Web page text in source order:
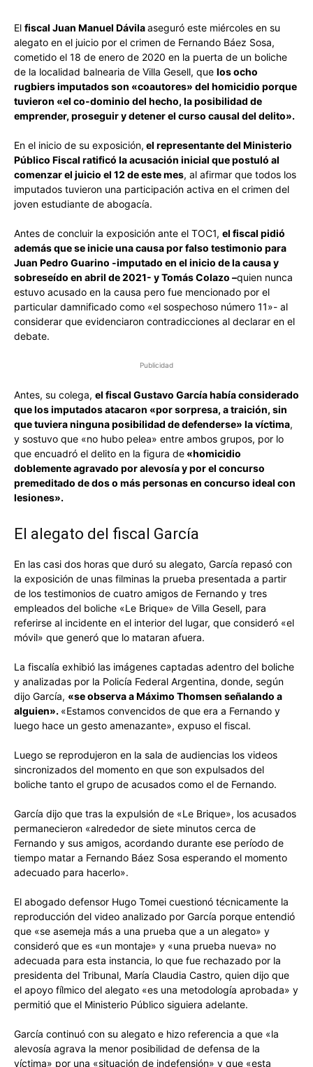
El fiscal Juan Manuel Dávilaaseguró este miércoles en su
alegato en el juicio por el crimen de Fernando Báez Sosa,
cometido el 18 de enero de 2020 en la puerta de un boliche
de la localidad balnearia de Villa Gesell, que los ocho
rugbiers imputados son «coautores» del homicidio porque
tuvieron «el co-dominio del hecho, la posibilidad de
emprender, proseguir y detener el curso causal del delito».
En el inicio de su exposición, el representante del Ministerio
Público Fiscal ratificó la acusación inicial que postuló al
comenzar el juicio el 12 de este mes, al afirmar que todos los
imputados tuvieron una participación activa en el crimen del
joven estudiante de abogacía.
Antes de concluir la exposición ante el TOC1, el fiscal pidió
además que se inicie una causa por falso testimonio para
Juan Pedro Guarino -imputado en el inicio de la causa y
sobreseído en abril de 2021- y Tomás Colazo –quien nunca
estuvo acusado en la causa pero fue mencionado por el
particular damnificado como «el sospechoso número 11»- al
considerar que evidenciaron contradicciones al declarar en el
debate.
Publicidad
Antes, su colega, el fiscal Gustavo García había considerado
que los imputados atacaron «por sorpresa, a traición, sin
que tuviera ninguna posibilidad de defenderse» la víctima,
y sostuvo que «no hubo pelea» entre ambos grupos, por lo
que encuadró el delito en la figura de «homicidio
doblemente agravado por alevosía y por el concurso
premeditado de dos o más personas en concurso ideal con
lesiones».
El alegato del fiscal García
En las casi dos horas que duró su alegato, García repasó con
la exposición de unas filminas la prueba presentada a partir
de los testimonios de cuatro amigos de Fernando y tres
empleados del boliche «Le Brique» de Villa Gesell, para
referirse al incidente en el interior del lugar, que consideró «el
móvil» que generó que lo mataran afuera.
La fiscalía exhibió las imágenes captadas adentro del boliche
y analizadas por la Policía Federal Argentina, donde, según
dijo García, «se observa a Máximo Thomsen señalando a
alguien». «Estamos convencidos de que era a Fernando y
luego hace un gesto amenazante», expuso el fiscal.
Luego se reprodujeron en la sala de audiencias los videos
sincronizados del momento en que son expulsados del
boliche tanto el grupo de acusados como el de Fernando.
García dijo que tras la expulsión de «Le Brique», los acusados
permanecieron «alrededor de siete minutos cerca de
Fernando y sus amigos, acordando durante ese período de
tiempo matar a Fernando Báez Sosa esperando el momento
adecuado para hacerlo».
El abogado defensor Hugo Tomei cuestionó técnicamente la
reproducción del video analizado por García porque entendió
que «se asemeja más a una prueba que a un alegato» y
consideró que es «un montaje» y «una prueba nueva» no
adecuada para esta instancia, lo que fue rechazado por la
presidenta del Tribunal, María Claudia Castro, quien dijo que
el apoyo fílmico del alegato «es una metodología aprobada» y
permitió que el Ministerio Público siguiera adelante.
García continuó con su alegato e hizo referencia a que «la
alevosía agrava la menor posibilidad de defensa de la
víctima» por una «situación de indefensión» y que «esta